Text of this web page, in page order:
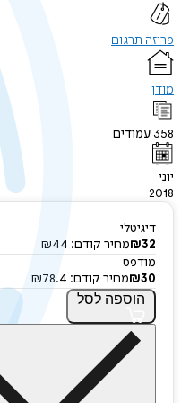
פרוזה תרגום
מודן
358 עמודים
יוני
2018
דיגיטלי
₪32 מחיר קודם: ₪44
מודפס
₪30 מחיר קודם: ₪78.4
הוספה לסל